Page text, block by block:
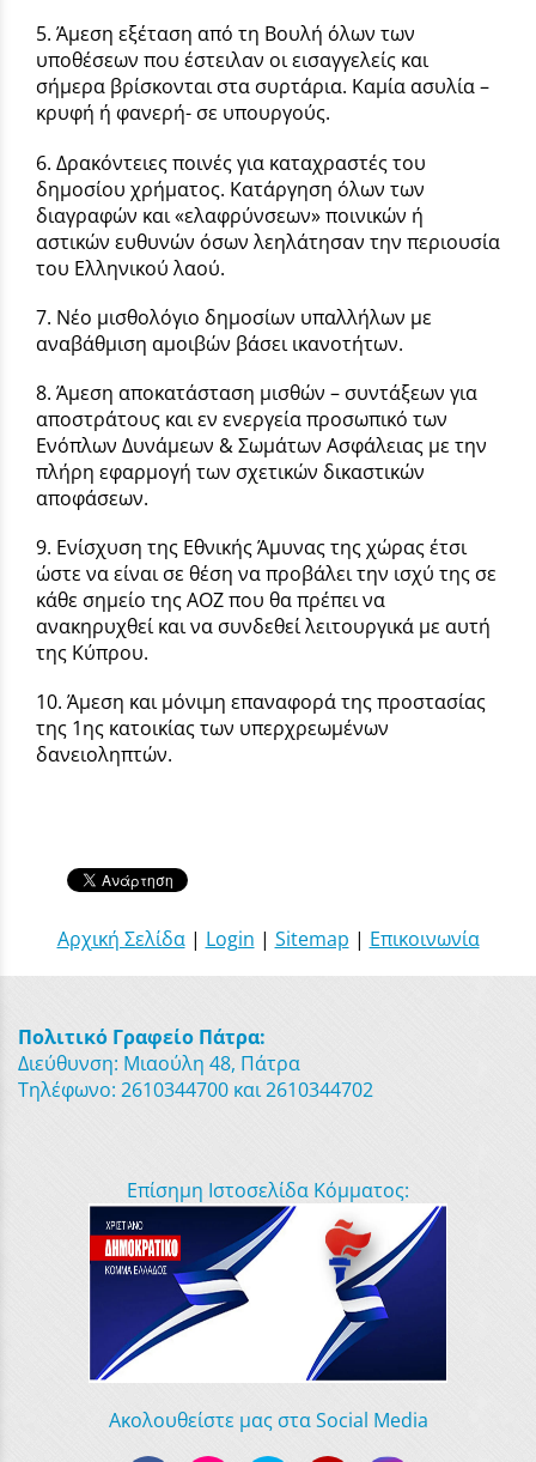
5. Άμεση εξέταση από τη Βουλή όλων των
υποθέσεων που έστειλαν οι εισαγγελείς και
σήμερα βρίσκονται στα συρτάρια. Καμία ασυλία –
κρυφή ή φανερή- σε υπουργούς.
6. Δρακόντειες ποινές για καταχραστές του
δημοσίου χρήματος. Κατάργηση όλων των
διαγραφών και «ελαφρύνσεων» ποινικών ή
αστικών ευθυνών όσων λεηλάτησαν την περιουσία
του Ελληνικού λαού.
7. Νέο μισθολόγιο δημοσίων υπαλλήλων με
αναβάθμιση αμοιβών βάσει ικανοτήτων.
8. Άμεση αποκατάσταση μισθών – συντάξεων για
αποστράτους και εν ενεργεία προσωπικό των
Ενόπλων Δυνάμεων & Σωμάτων Ασφάλειας με την
πλήρη εφαρμογή των σχετικών δικαστικών
αποφάσεων.
9. Ενίσχυση της Εθνικής Άμυνας της χώρας έτσι
ώστε να είναι σε θέση να προβάλει την ισχύ της σε
κάθε σημείο της ΑΟΖ που θα πρέπει να
ανακηρυχθεί και να συνδεθεί λειτουργικά με αυτή
της Κύπρου.
10. Άμεση και μόνιμη επαναφορά της προστασίας
της 1ης κατοικίας των υπερχρεωμένων
δανειοληπτών.
Αρχική Σελίδα| Login | Sitemap | Επικοινωνία
Πολιτικό Γραφείο Πάτρα:
Διεύθυνση: Μιαούλη 48, Πάτρα
Τηλέφωνο: 2610344700 και 2610344702
Επίσημη Ιστοσελίδα Κόμματος:
Ακολουθείστε μας στα Social Media